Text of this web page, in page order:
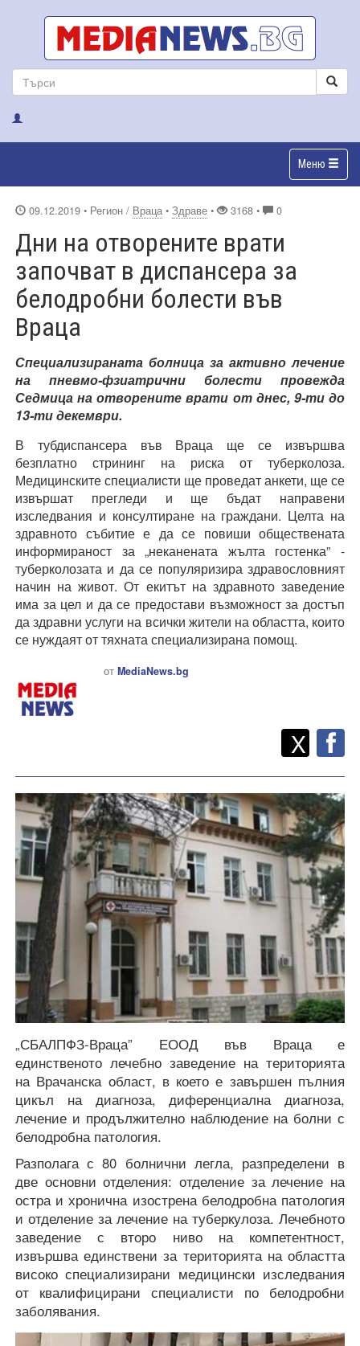
Меню
09.12.2019 • Регион / Враца • Здраве • 3168 • 0
Дни на отворените врати
започват в диспансера за
белодробни болести във
Враца
Специализираната болница за активно лечение
на пневмо-фзиатрични болести провежда
Седмица на отворените врати от днес, 9-ти до
13-ти декември.
В тубдиспансера във Враца ще се извършва
безплатно стрининг на риска от туберколоза.
Медицинските специалисти ще проведат анкети, ще се
извършат прегледи и ще бъдат направени
изследвания и консултиране на граждани. Целта на
здравното събитие е да се повиши обществената
информираност за „неканената жълта гостенка” -
туберколозата и да се популяризира здравословният
начин на живот. От екитът на здравното заведение
има за цел и да се предостави възможност за достъп
да здравни услуги на всички жители на областта, които
се нуждаят от тяхната специализирана помощ.
от MediaNews.bg
Споделете
X
„СБАЛПФЗ-Враца” ЕООД във Враца е
единственото лечебно заведение на територията
на Врачанска област, в което е завършен пълния
цикъл на диагноза, диференциална диагноза,
лечение и продължително наблюдение на болни с
белодробна патология.
Разполага с 80 болнични легла, разпределени в
две основни отделения: отделение за лечение на
остра и хронична изострена белодробна патология
и отделение за лечение на туберкулоза. Лечебното
заведение с второ ниво на компетентност,
извършва единствени за територията на областта
високо специализирани медицински изследвания
от квалифицирани специалисти по белодробни
заболявания.